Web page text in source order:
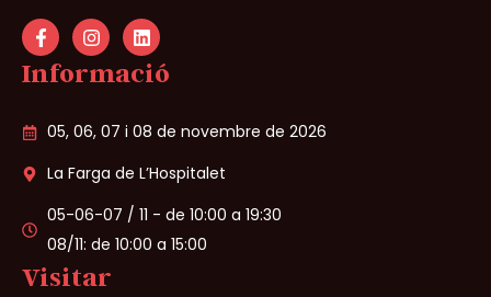
Informació
05, 06, 07 i 08 de novembre de 2026
La Farga de L’Hospitalet
05-06-07 / 11 - de 10:00 a 19:30
08/11: de 10:00 a 15:00
Visitar